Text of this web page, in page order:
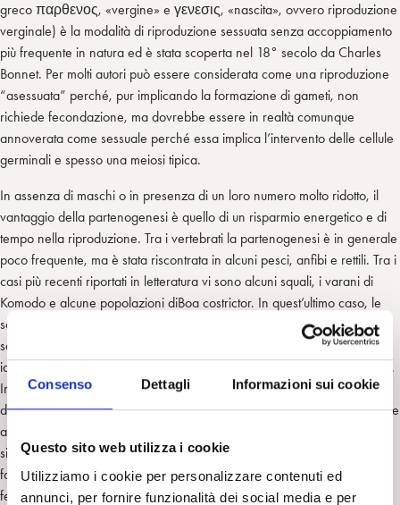
Consenso Dettagli Informazioni sui cookie
Questo sito web utilizza i cookie
Utilizziamo i cookie per personalizzare contenuti ed
annunci, per fornire funzionalità dei social media e per
greco παρθενος, «vergine» e γενεσις, «nascita», ovvero riproduzione
verginale) è la modalità di riproduzione sessuata senza accoppiamento
più frequente in natura ed è stata scoperta nel 18° secolo da Charles
Bonnet. Per molti autori può essere considerata come una riproduzione
“asessuata” perché, pur implicando la formazione di gameti, non
richiede fecondazione, ma dovrebbe essere in realtà comunque
annoverata come sessuale perché essa implica l’intervento delle cellule
germinali e spesso una meiosi tipica.
In assenza di maschi o in presenza di un loro numero molto ridotto, il
vantaggio della partenogenesi è quello di un risparmio energetico e di
tempo nella riproduzione. Tra i vertebrati la partenogenesi è in generale
poco frequente, ma è stata riscontrata in alcuni pesci, anfibi e rettili. Tra i
casi più recenti riportati in letteratura vi sono alcuni squali, i varani di
Komodo e alcune popolazioni diBoa costrictor. In quest’ultimo caso, le
sorprese non sono però limitate al fatto che una femmina si è riprodotta
senza accoppiarsi con maschi. Infatti le figlie nate non sono copie
identiche della madre, come sempre avviene nei casi di partenogenesi.
Inoltre, le figlie (sebbene molto simili) sono geneticamente differenti tra
di loro, fatto che difficilmente ci si attenderebbe in seguito a riproduzione
asessuale. Questo esempio, ci suggerisce che la capacità di riprodursi
sia per via sessuale che per via asessuata possa essersi evoluta per
favorire la riproduzione in una specie in cui difficilmente maschi e
femmine entrano in contatto. In caso, quindi, di assenza prolungata di